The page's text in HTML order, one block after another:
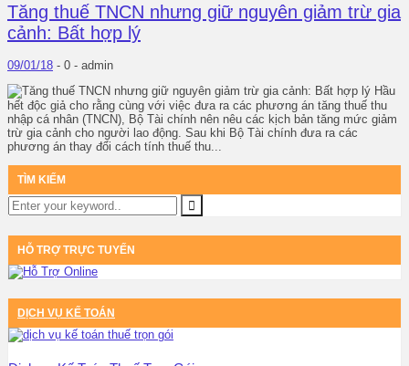
Tăng thuế TNCN nhưng giữ nguyên giảm trừ gia
cảnh: Bất hợp lý
09/01/18 - 0 - admin
Hầu
hết độc giả cho rằng cùng với việc đưa ra các phương án tăng thuế thu
nhập cá nhân (TNCN), Bộ Tài chính nên nêu các kịch bản tăng mức giảm
trừ gia cảnh cho người lao động. Sau khi Bộ Tài chính đưa ra các
phương án thay đổi cách tính thuế thu...
TÌM KIẾM
HỖ TRỢ TRỰC TUYẾN
DỊCH VỤ KẾ TOÁN